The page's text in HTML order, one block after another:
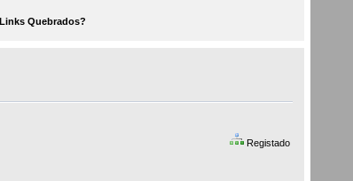
Links Quebrados?
Registado